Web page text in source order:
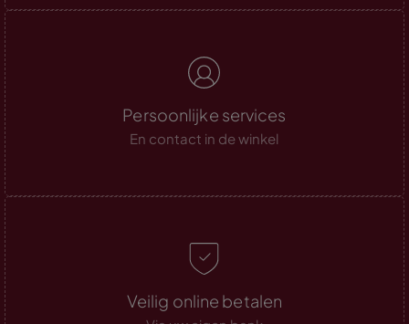
Persoonlijke services
En contact in de winkel
Veilig online betalen